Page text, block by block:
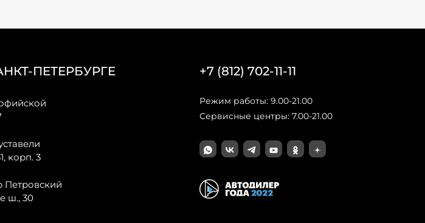
ПЕТЕРБУРГЕ
корп. 3
Петровский
ш., 30
+7 (812) 702-11-11
Режим работы: 9.00-21.00
Сервисные центры: 7.00-21.00